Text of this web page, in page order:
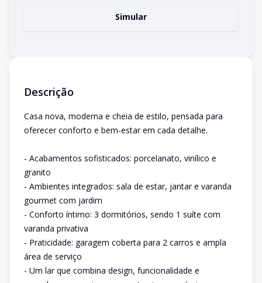
Simular
Descrição
Casa nova, moderna e cheia de estilo, pensada para
oferecer conforto e bem-estar em cada detalhe.
- Acabamentos sofisticados: porcelanato, vinílico e
granito
- Ambientes integrados: sala de estar, jantar e varanda
gourmet com jardim
- Conforto íntimo: 3 dormitórios, sendo 1 suíte com
varanda privativa
- Praticidade: garagem coberta para 2 carros e ampla
área de serviço
- Um lar que combina design, funcionalidade e